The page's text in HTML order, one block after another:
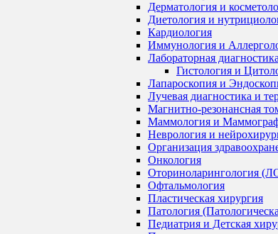
Дерматология и
Диетология и
Кардиология
Иммунология и
Лабораторная
Гистология и
Лапароскопия и
Лучевая диагностика и
Магнитно-резонансная
Маммология и
Неврология и
Организация
Онкология
Оториноларингология
Офтальмология
Пластическая хирургия
Патология
Педиатрия и Детская